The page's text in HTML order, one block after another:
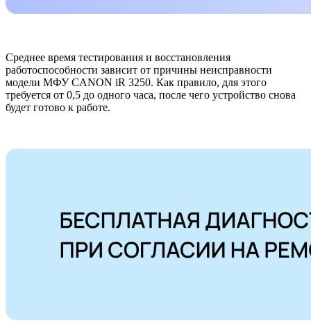
Среднее время тестирования и восстановления
работоспособности зависит от причины неисправности
модели МФУ CANON iR 3250. Как правило, для этого
требуется от 0,5 до одного часа, после чего устройство снова
будет готово к работе.